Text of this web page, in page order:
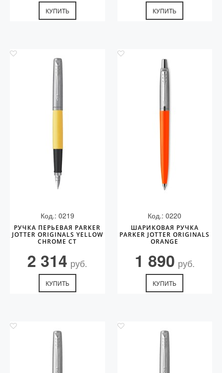
КУПИТЬ КУПИТЬ
Код.: 0219
РУЧКА ПЕРЬЕВАЯ PARKER
JOTTER ORIGINALS YELLOW
CHROME CT
2 314 руб.
КУПИТЬ
Код.: 0220
ШАРИКОВАЯ РУЧКА
PARKER JOTTER ORIGINALS
ORANGE
1 890 руб.
КУПИТЬ